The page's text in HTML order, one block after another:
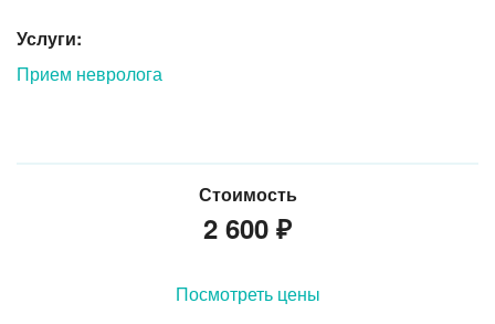
Услуги:
Прием невролога
Стоимость
2 600 ₽
Посмотреть цены